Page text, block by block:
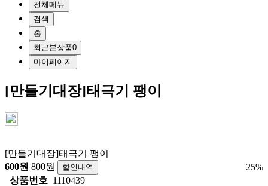
전체메뉴
검색
홈
최근본상품0
마이페이지
[만들기대장]태극기 팽이
[만들기대장]태극기 팽이
600원 800원 할인내역 25%
상품번호 1110439